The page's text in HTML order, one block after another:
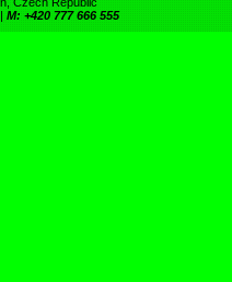
| M: +420 777 666 555